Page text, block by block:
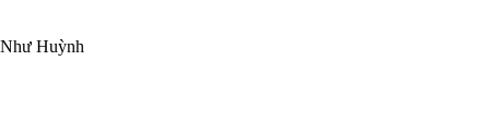
Như Huỳnh